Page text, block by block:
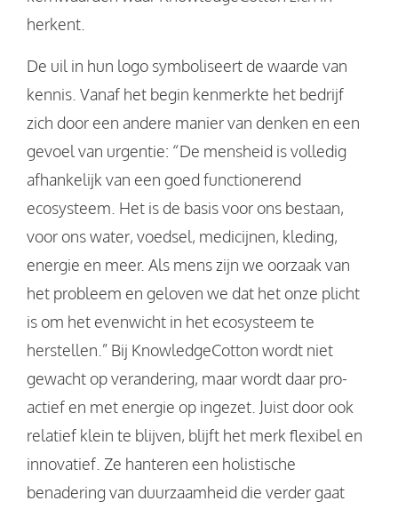
herkent.
De uil in hun logo symboliseert de waarde van
kennis. Vanaf het begin kenmerkte het bedrijf
zich door een andere manier van denken en een
gevoel van urgentie: “De mensheid is volledig
afhankelijk van een goed functionerend
ecosysteem. Het is de basis voor ons bestaan,
voor ons water, voedsel, medicijnen, kleding,
energie en meer. Als mens zijn we oorzaak van
het probleem en geloven we dat het onze plicht
is om het evenwicht in het ecosysteem te
herstellen.” Bij KnowledgeCotton wordt niet
gewacht op verandering, maar wordt daar pro-
actief en met energie op ingezet. Juist door ook
relatief klein te blijven, blijft het merk flexibel en
innovatief. Ze hanteren een holistische
benadering van duurzaamheid die verder gaat